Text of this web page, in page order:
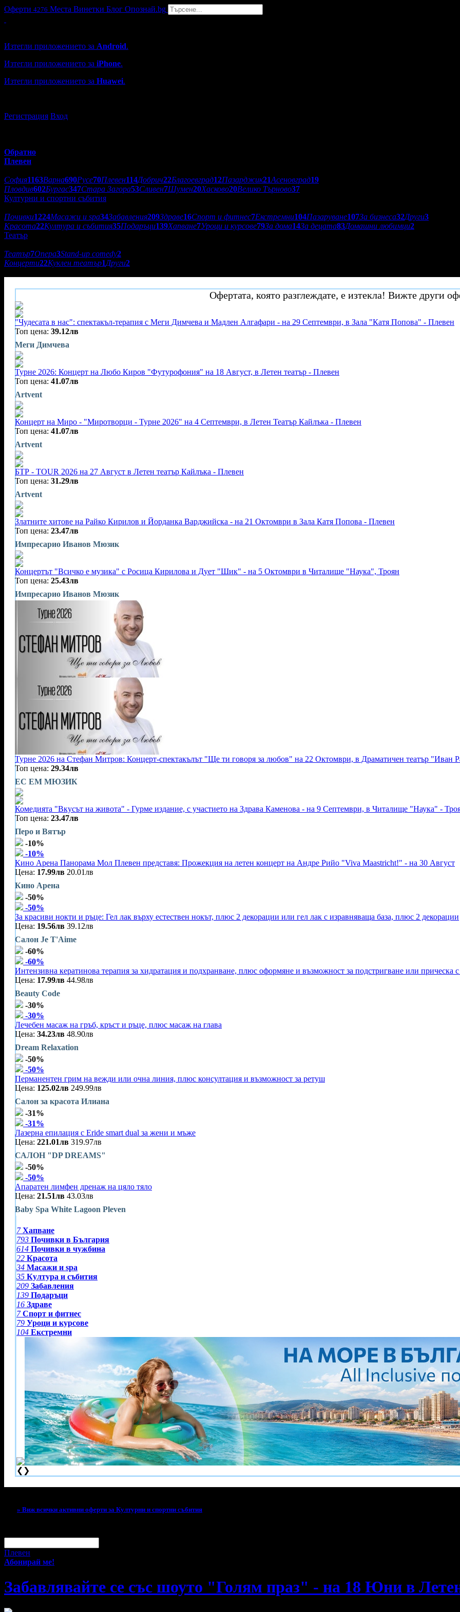
Оферти 4276 Места Винетки Блог Опознай.bg
Изтегли приложението за Android.
Изтегли приложението за iPhone.
Изтегли приложението за Huawei.
Регистрация Вход
Обратно
Плевен
София1163Варна690Русе70Плевен114Добрич22Благоевград12Пазарджик21Асеновград19
Пловдив602Бургас347Стара Загора53Сливен7Шумен20Хасково20Велико Търново37
Културни и спортни събития
Почивки1224Масажи и spa34Забавления209Здраве16Спорт и фитнес7Екстремни104Пазаруване107За бизнеса32Други3
Красота22Култура и събития35Подаръци139Хапване7Уроци и курсове79За дома14За децата83Домашни любимци2
Театър
Театър7Опера3Stand-up comedy2
Концерти22Куклен театър1Други2
Офертата, която разглеждате, е изтекла! Вижте други
"Чудесата в нас": спектакъл-терапия с Меги Димчева и Мадлен Алгафари - на 29 Септември, в Зала "Катя Попова" - Плевен
Топ цена: 39.12лв
Меги Димчева
Турне 2026: Концерт на Любо Киров "Футурофония" на 18 Август, в Летен театър - Плевен
Топ цена: 41.07лв
Artvent
Концерт на Миро - "Миротворци - Турне 2026" на 4 Септември, в Летен Театър Кайлъка - Плевен
Топ цена: 41.07лв
Artvent
БТР - TOUR 2026 на 27 Август в Летен театър Кайлъка - Плевен
Топ цена: 31.29лв
Artvent
Златните хитове на Райко Кирилов и Йорданка Варджийска - на 21 Октомври в Зала Катя Попова - Плевен
Топ цена: 23.47лв
Импресарио Иванов Мюзик
Концертът "Всичко е музика" с Росица Кирилова и Дует "Шик" - на 5 Октомври в Читалище "Наука", Троян
Топ цена: 25.43лв
Импресарио Иванов Мюзик
Турне 2026 на Стефан Митров: Концерт-спектакълът "Ще ти говоря за любов" на 22 Октомври, в Драматичен театър "Иван
Топ цена: 29.34лв
ЕС ЕМ МЮЗИК
Комедията "Вкусът на живота" - Гурме издание, с участието на Здрава Каменова - на 9 Септември, в Читалище "Наука" -
Топ цена: 23.47лв
Перо и Вятър
-10%
-10%
Кино Арена Панорама Мол Плевен представя: Прожекция на летен концерт на Андре Рийо "Viva Maastricht!" - на 30 Август
Цена: 17.99лв 20.01лв
Кино Арена
-50%
-50%
За красиви нокти и ръце: Гел лак върху естествен нокът, плюс 2 декорации или гел лак с изравняваща база, плюс 2 декорации
Цена: 19.56лв 39.12лв
Салон Je T'Aime
-60%
-60%
Интензивна кератинова терапия за хидратация и подхранване, плюс оформяне и възможност за подстригване или прическа
Цена: 17.99лв 44.98лв
Вeauty Code
-30%
-30%
Лечебен масаж на гръб, кръст и ръце, плюс масаж на глава
Цена: 34.23лв 48.90лв
Dream Relaxation
-50%
-50%
Перманентен грим на вежди или очна линия, плюс консултация и възможност за ретуш
Цена: 125.02лв 249.99лв
Салон за красота Илиана
-31%
-31%
Лазерна епилация с Eride smart dual за жени и мъже
Цена: 221.01лв 319.97лв
САЛОН "DP DREAMS"
-50%
-50%
Апаратен лимфен дренаж на цяло тяло
Цена: 21.51лв 43.03лв
Baby Spa White Lagoon Pleven
7 Хапване
793 Почивки в България
614 Почивки в чужбина
22 Красота
34 Масажи и spa
35 Култура и събития
209 Забавления
139 Подаръци
16 Здраве
7 Спорт и фитнес
79 Уроци и курсове
104 Екстремни
❮ ❯
» Виж всички активни оферти за Културни и спортни събития
Плевен
Абонирай ме!
Забавлявайте се със шоуто "Голям праз" - на 18 Юни в